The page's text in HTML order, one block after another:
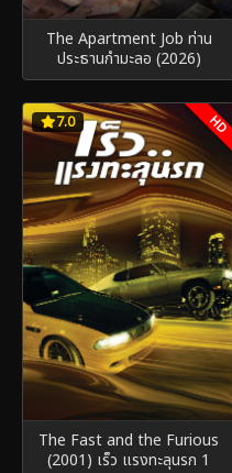
The Apartment Job ท่าน
ประธานกำมะลอ (2026)
7.0 HD
The Fast and the Furious
(2001) เร็ว แรงทะลุนรก 1